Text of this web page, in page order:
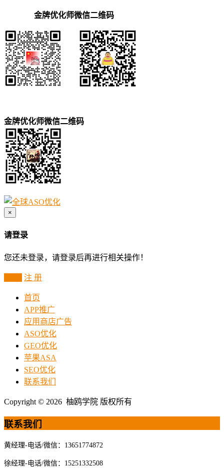
金牌优化师微信二维码
金牌优化师微信二维码
×
请登录
您还未登录，请登录后再进行相关操作！
注 册
首页
APP推广
应用商店广告
ASO优化
GEO优化
苹果ASA
SEO优化
联系我们
Copyright © 2026 柚鸥学院 版权所有
联系我们
黄经理-电话/微信：13651774872
徐经理-电话/微信：15251332508